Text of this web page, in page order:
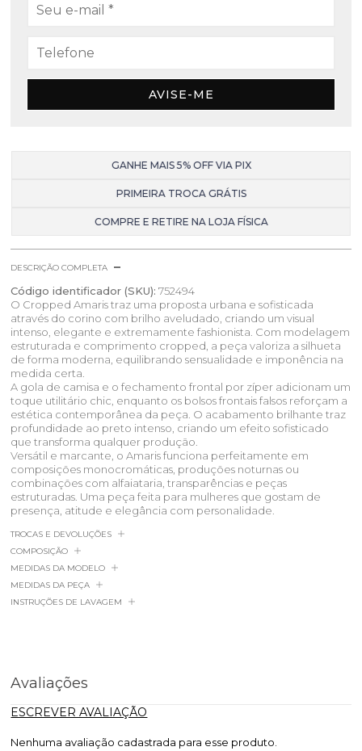
AVISE-ME
GANHE MAIS 5% OFF VIA PIX
PRIMEIRA TROCA GRÁTIS
COMPRE E RETIRE NA LOJA FÍSICA
DESCRIÇÃO COMPLETA
Código identificador (SKU): 752494
O Cropped Amaris traz uma proposta urbana e sofisticada
através do corino com brilho aveludado, criando um visual
intenso, elegante e extremamente fashionista. Com modelagem
estruturada e comprimento cropped, a peça valoriza a silhueta
de forma moderna, equilibrando sensualidade e imponência na
medida certa.
A gola de camisa e o fechamento frontal por zíper adicionam um
toque utilitário chic, enquanto os bolsos frontais falsos reforçam a
estética contemporânea da peça. O acabamento brilhante traz
profundidade ao preto intenso, criando um efeito sofisticado
que transforma qualquer produção.
Versátil e marcante, o Amaris funciona perfeitamente em
composições monocromáticas, produções noturnas ou
combinações com alfaiataria, transparências e peças
estruturadas. Uma peça feita para mulheres que gostam de
presença, atitude e elegância com personalidade.
TROCAS E DEVOLUÇÕES
MEDIDAS DA PEÇA
COMPOSIÇÃO
INSTRUÇÕES DE LAVAGEM
MEDIDAS DA MODELO
Avaliações
ESCREVER AVALIAÇÃO
Nenhuma avaliação cadastrada para esse produto.